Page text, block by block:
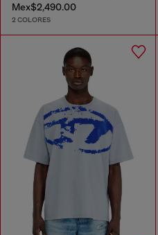
Mex$2,490.00
2 COLORES